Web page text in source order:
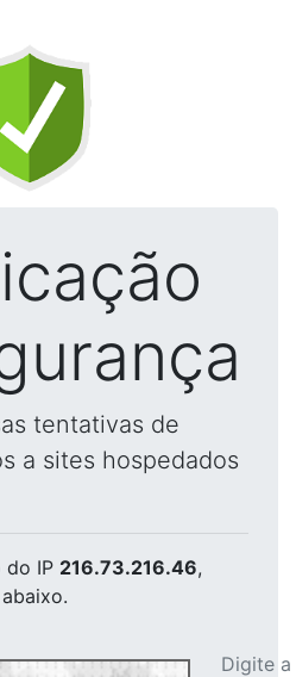
tentativas de
a sites hospedados
do IP 216.73.216.46,
Digite